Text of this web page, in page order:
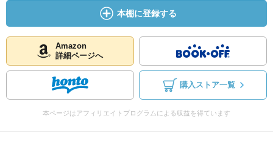
本棚に登録する
Amazon
詳細ページへ
購入ストア一覧
本ページはアフィリエイトプログラムによる収益を得ています